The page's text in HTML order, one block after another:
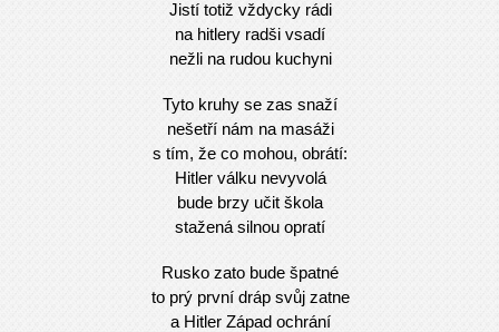
Jistí totiž vždycky rádi
na hitlery radši vsadí
nežli na rudou kuchyni
Tyto kruhy se zas snaží
nešetří nám na masáži
s tím, že co mohou, obrátí:
Hitler válku nevyvolá
bude brzy učit škola
stažená silnou opratí
Rusko zato bude špatné
to prý první dráp svůj zatne
a Hitler Západ ochrání